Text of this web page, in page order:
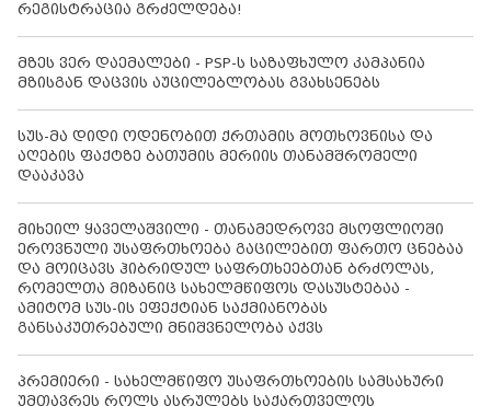
რეგისტრაცია გრძელდება!
მზეს ვერ დაემალები - PSP-ს საზაფხულო კამპანია
მზისგან დაცვის აუცილებლობას გვახსენებს
სუს-მა დიდი ოდენობით ქრთამის მოთხოვნისა და
აღების ფაქტზე ბათუმის მერიის თანამშრომელი
დააკავა
მიხეილ ყაველაშვილი - თანამედროვე მსოფლიოში
ეროვნული უსაფრთხოება გაცილებით ფართო ცნებაა
და მოიცავს ჰიბრიდულ საფრთხეებთან ბრძოლას,
რომელთა მიზანიც სახელმწიფოს დასუსტებაა -
ამიტომ სუს-ის ეფექტიან საქმიანობას
განსაკუთრებული მნიშვნელობა აქვს
პრემიერი - სახელმწიფო უსაფრთხოების სამსახური
უმთავრეს როლს ასრულებს საქართველოს